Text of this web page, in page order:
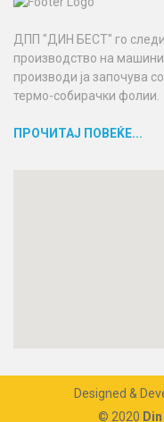
ДПП "ДИН БЕСТ" го следи
производство на
производи ја започува
термо-собирачки фолии.
ПРОЧИТАЈ ПОВЕЌЕ...
Designed &
© 2020